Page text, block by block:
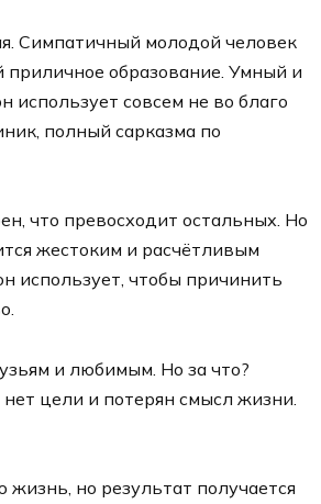
Симпатичный молодой человек
образование. Умный и
использует совсем не во благо
полный сарказма по
что превосходит остальных. Но
жестоким и расчётливым
использует, чтобы причинить
и любимым. Но за что?
цели и потерян смысл жизни.
но результат получается